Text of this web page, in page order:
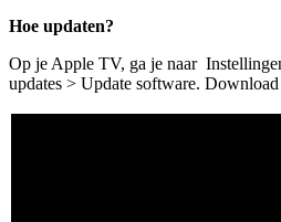
Hoe updaten?
Op je Apple TV, ga je naar
updates > Update software.